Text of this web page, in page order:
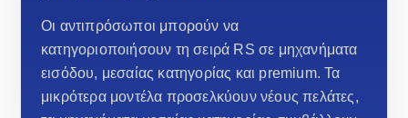
Οι αντιπρόσωποι μπορούν να
κατηγοριοποιήσουν τη σειρά RS σε μηχανήματα
εισόδου, μεσαίας κατηγορίας και premium. Τα
μικρότερα μοντέλα προσελκύουν νέους πελάτες,